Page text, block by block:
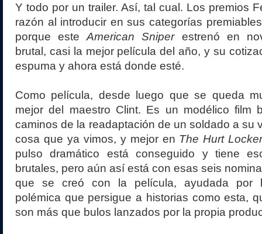
Y todo por un trailer. Así, tal cual. Los premios
razón al introducir en sus categorías
porque esteAmerican Sniperestrenó en
brutal, casi la mejor película del año, y su
espuma y ahora está donde esté.
Como película, desde luego que se queda
mejor del maestro Clint. Es un modélico film
caminos de la readaptación de un soldado a su
cosa que ya vimos, y mejor en The Hurt
pulso dramático está conseguido y tiene
brutales, pero aún así está con esas seis
que se creó con la película, ayudada por
polémica que persigue a historias como esta,
son más que bulos lanzados por la propia